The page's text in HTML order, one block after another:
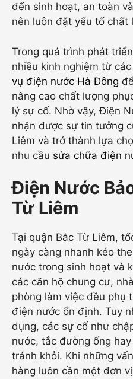
đến sinh hoạt, an toàn
nên luôn đặt yếu tố chất
Trong quá trình phát
nhiều kinh nghiệm từ
vụ điện nước Hà Đông
nâng cao chất lượng
lý sự cố. Nhờ vậy, Điện
nhận được sự tin tưởng
Liêm và trở thành lựa
nhu cầu sửa chữa điện
Điện Nước
Từ Liêm
Tại quận Bắc Từ Liêm,
ngày càng nhanh kéo
nước trong sinh hoạt và
các căn hộ chung cư,
phòng làm việc đều phụ
điện nước ổn định. Tuy
dụng, các sự cố như
nước, tắc đường ống
tránh khỏi. Khi những
hàng luôn cần một đơn